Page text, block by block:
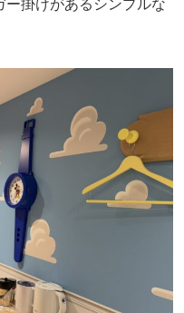
ー掛けがあるシンプルな